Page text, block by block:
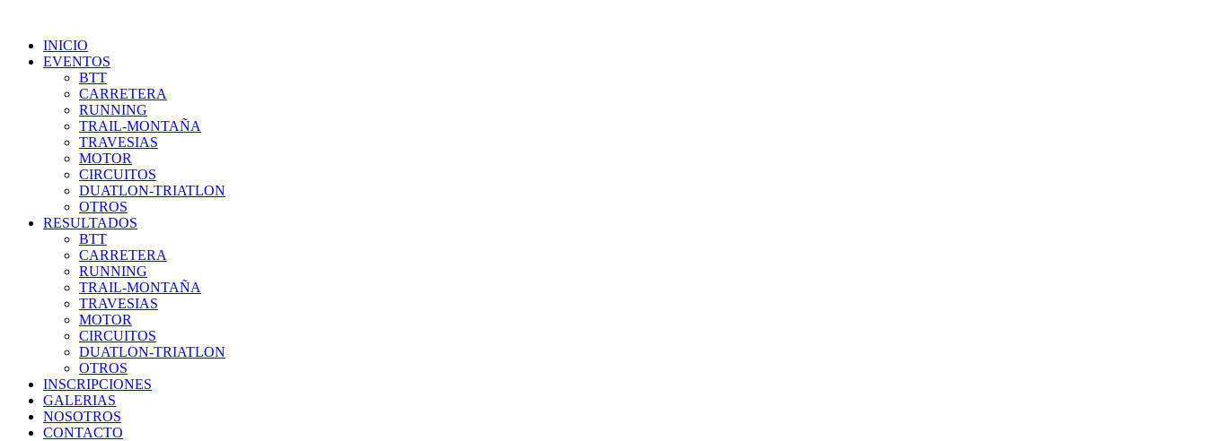
INICIO
EVENTOS
BTT
CARRETERA
RUNNING
TRAIL-MONTAÑA
TRAVESIAS
MOTOR
CIRCUITOS
DUATLON-TRIATLON
OTROS
RESULTADOS
BTT
CARRETERA
RUNNING
TRAIL-MONTAÑA
TRAVESIAS
MOTOR
CIRCUITOS
DUATLON-TRIATLON
OTROS
INSCRIPCIONES
GALERIAS
NOSOTROS
CONTACTO